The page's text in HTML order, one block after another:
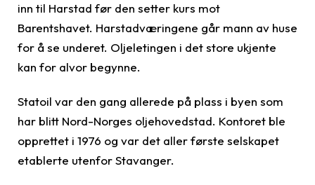
inn til Harstad før den setter kurs mot
Barentshavet. Harstadværingene går mann av huse
for å se underet. Oljeletingen i det store ukjente
kan for alvor begynne.
Statoil var den gang allerede på plass i byen som
har blitt Nord-Norges oljehovedstad. Kontoret ble
opprettet i 1976 og var det aller første selskapet
etablerte utenfor Stavanger.